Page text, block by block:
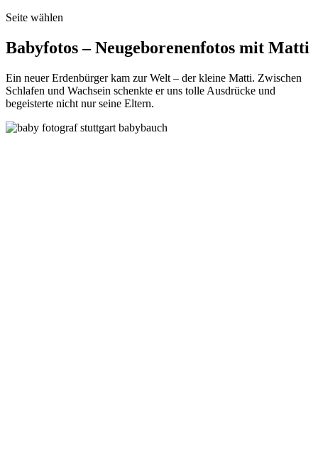
Seite wählen
Babyfotos – Neugeborenenfotos mit Matti
Ein neuer Erdenbürger kam zur Welt – der kleine Matti. Zwischen
Schlafen und Wachsein schenkte er uns tolle Ausdrücke und
begeisterte nicht nur seine Eltern.